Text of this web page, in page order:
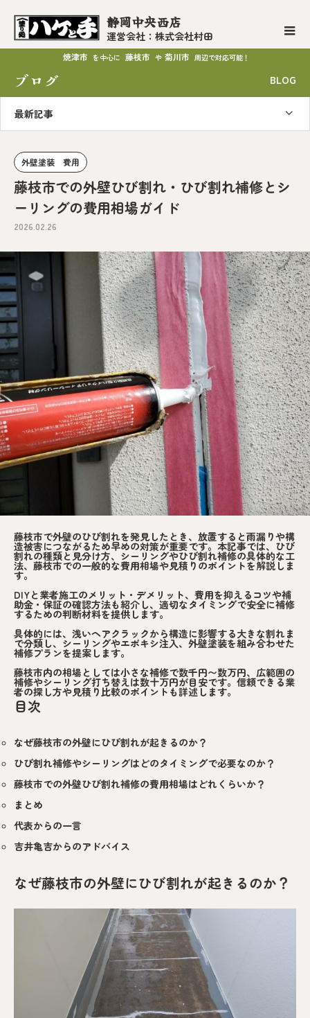
静岡中央西店
運営会社：株式会社村田
焼津市 を中心に 藤枝市 や 菊川市 周辺で対応可能！
ブログ BLOG
最新記事
外壁塗装 費用
藤枝市での外壁ひび割れ・ひび割れ補修とシ
ーリングの費用相場ガイド
2026.02.26
藤枝市で外壁のひび割れを発見したとき、放置すると雨漏りや構
造被害につながるため早めの対策が重要です。本記事では、ひび
割れの種類と見分け方、シーリングやひび割れ補修の具体的な工
法、藤枝市での一般的な費用相場や見積りのポイントを解説しま
す。
DIYと業者施工のメリット・デメリット、費用を抑えるコツや補
助金・保証の確認方法も紹介し、適切なタイミングで安全に補修
するための判断材料を提供します。
具体的には、浅いヘアクラックから構造に影響する大きな割れま
で分類し、シーリングやエポキシ注入、外壁塗装を組み合わせた
補修プランを提案します。
藤枝市内の相場としては小さな補修で数千円〜数万円、広範囲の
補修やシーリング打ち替えは数十万円が目安です。信頼できる業
者の探し方や見積り比較のポイントも詳述します。
目次
なぜ藤枝市の外壁にひび割れが起きるのか？
ひび割れ補修やシーリングはどのタイミングで必要なのか？
藤枝市での外壁ひび割れ補修の費用相場はどれくらいか？
まとめ
代表からの一言
吉井亀吉からのアドバイス
なぜ藤枝市の外壁にひび割れが起きるのか？